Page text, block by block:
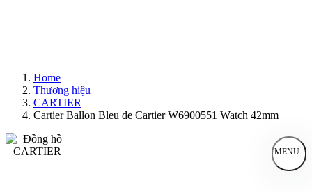
Home
Thương hiệu
CARTIER
Cartier Ballon Bleu de Cartier W6900551 Watch 42mm
MENU